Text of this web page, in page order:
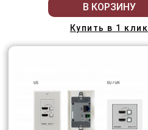
В КОРЗИНУ
Купить в 1 клик